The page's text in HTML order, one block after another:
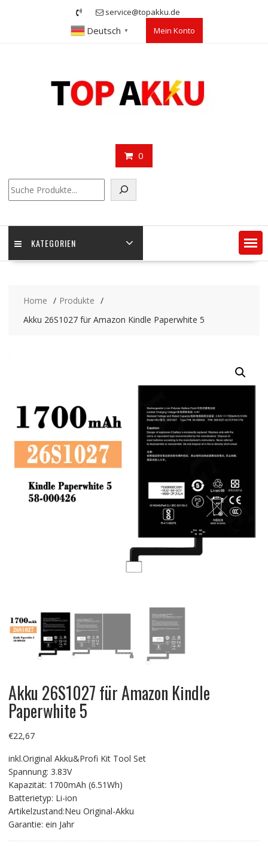
service@topakku.de
Deutsch ▼ Mein Konto
0
KATEGORIEN
Home
Produkte
Akku 26S1027 für Amazon Kindle Paperwhite 5
Akku 26S1027 für Amazon Kindle
Paperwhite 5
€22,67
inkl.Original Akku&Profi Kit Tool Set
Spannung: 3.83V
Kapazität: 1700mAh (6.51Wh)
Batterietyp: Li-ion
Artikelzustand:Neu Original-Akku
Garantie: ein Jahr